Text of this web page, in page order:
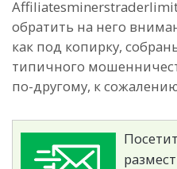
обратить на него
как под копирку,
типичного
по-другому, к